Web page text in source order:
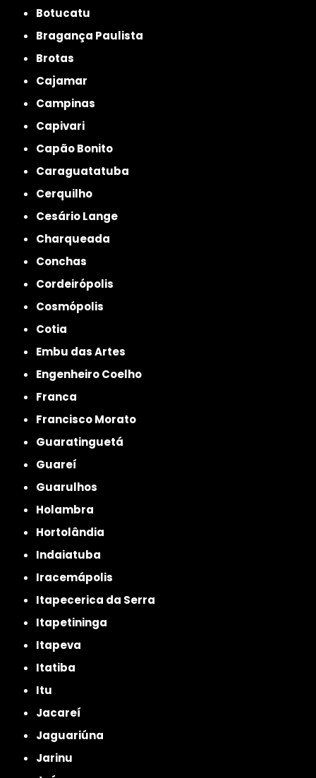
Botucatu
Bragança Paulista
Brotas
Cajamar
Campinas
Capivari
Capão Bonito
Caraguatatuba
Cerquilho
Cesário Lange
Charqueada
Conchas
Cordeirópolis
Cosmópolis
Cotia
Embu das Artes
Engenheiro Coelho
Franca
Francisco Morato
Guaratinguetá
Guareí
Guarulhos
Holambra
Hortolândia
Indaiatuba
Iracemápolis
Itapecerica da Serra
Itapetininga
Itapeva
Itatiba
Itu
Jacareí
Jaguariúna
Jarinu